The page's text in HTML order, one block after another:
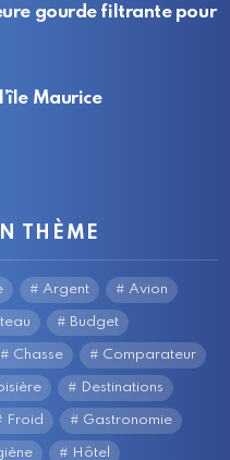
gourde filtrante pour
Maurice
THÈME
Argent Avion
Budget
Chasse Comparateur
Destinations
Froid Gastronomie
Hôtel